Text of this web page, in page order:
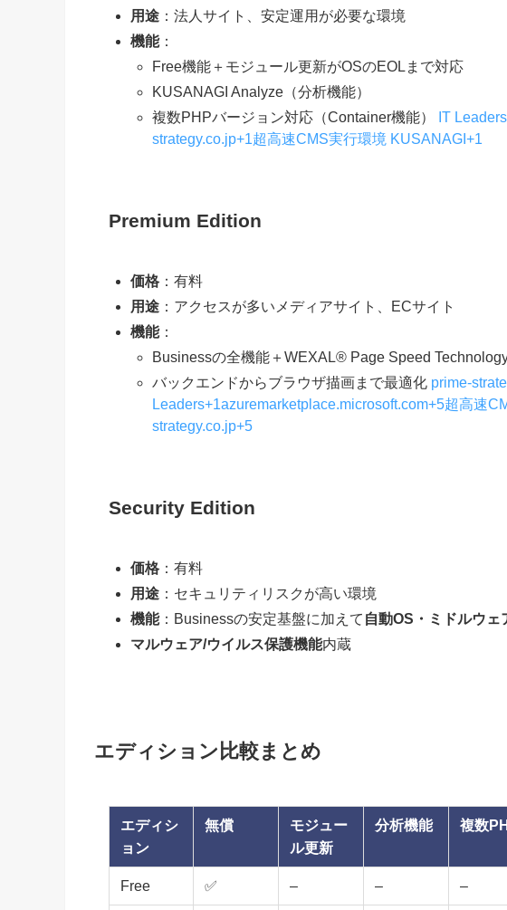
用途 ：法人サイト、安定運用が必要な環境
機能：
Free機能＋モジュール更新がOSのEOLまで対応
KUSANAGI Analyze（分析機能）
複数PHPバージョン対応（Container機能）
IT
strategy.co.jp+1超高速CMS実行環境 KUSANAGI+1
Premium Edition
価格 ：有料
用途 ：アクセスが多いメディアサイト、ECサイト
機能：
Businessの全機能＋WEXAL® Page Speed
バックエンドからブラウザ描画まで最適化 prime-
Leaders+1azuremarketplace.microsoft.com+5超高速
strategy.co.jp+5
Security Edition
価格 ：有料
用途 ：セキュリティリスクが高い環境
機能：Businessの安定基盤に加えて 自動OS・ミドルウェ
マルウェア/ウイルス保護機能内蔵
エディション比較まとめ
エディシ
ョン
無償
モジュー
ル更新
分析機能 複数
Free ✅ – – –